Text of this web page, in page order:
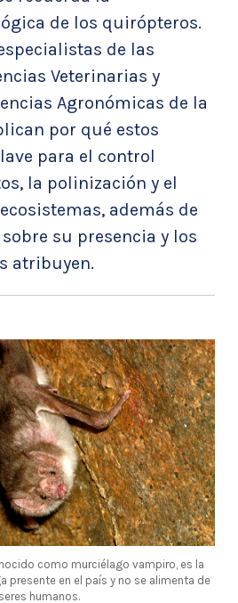
de los quirópteros.
de las
Veterinarias y
Agronómicas de la
por qué estos
para el control
la polinización y el
además de
su presencia y los
atribuyen.
como murciélago vampiro, es la
presente en el país y no se alimenta de
seres humanos.